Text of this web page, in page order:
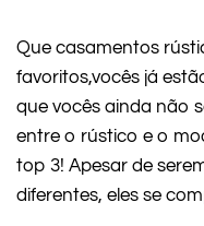
Que casamentos
favoritos,vocês já
que vocês ainda não
entre o rústico e o
top 3! Apesar de
diferentes, eles se